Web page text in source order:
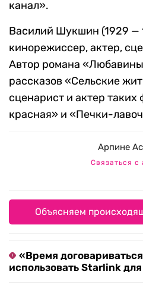
канал».
Василий Шукшин (1929 —
кинорежиссер, актер,
Автор романа
рассказов «Сельские
сценарист и актер
красная» и «Печки-
Арпине
Связаться с
Объясняем
«Время
использовать Starlink